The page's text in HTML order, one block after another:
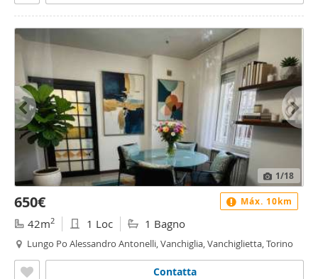
1/18
650€
42m2 1 Loc 1 Bagno
Lungo Po Alessandro Antonelli, Vanchiglia, Vanchiglietta, Torino
Contatta
Máx. 10km